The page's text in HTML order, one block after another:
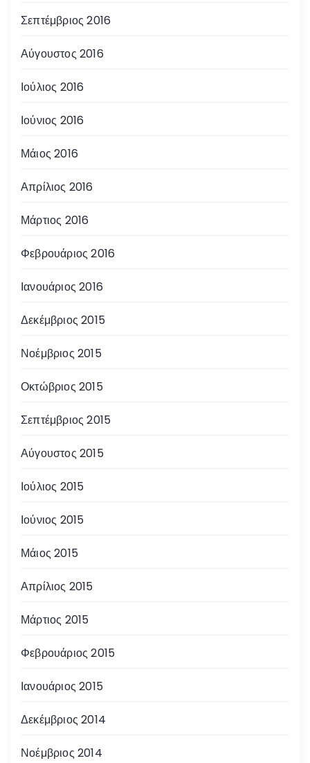
Σεπτέμβριος 2016
Αύγουστος 2016
Ιούλιος 2016
Ιούνιος 2016
Μάιος 2016
Απρίλιος 2016
Μάρτιος 2016
Φεβρουάριος 2016
Ιανουάριος 2016
Δεκέμβριος 2015
Νοέμβριος 2015
Οκτώβριος 2015
Σεπτέμβριος 2015
Αύγουστος 2015
Ιούλιος 2015
Ιούνιος 2015
Μάιος 2015
Απρίλιος 2015
Μάρτιος 2015
Φεβρουάριος 2015
Ιανουάριος 2015
Δεκέμβριος 2014
Νοέμβριος 2014